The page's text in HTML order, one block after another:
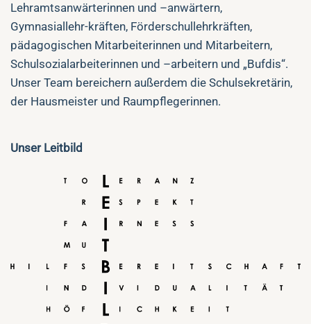
Lehramtsanwärterinnen und –anwärtern,
Gymnasiallehr-kräften, Förderschullehrkräften,
pädagogischen Mitarbeiterinnen und Mitarbeitern,
Schulsozialarbeiterinnen und –arbeitern und „Bufdis“.
Unser Team bereichern außerdem die Schulsekretärin,
der Hausmeister und Raumpflegerinnen.
Unser Leitbild